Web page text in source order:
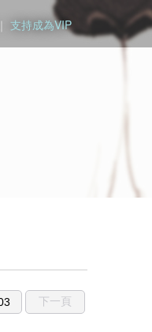
｜ 支持成為VIP
下一頁